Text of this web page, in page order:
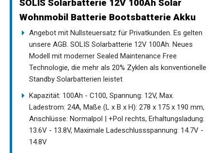
SOLIS Solarbatterie 12V 100Ah Solar
Wohnmobil Batterie Bootsbatterie Akku
Angebot mit Nullsteuersatz für Privatkunden. Es gelten
unsere AGB. SOLIS Solarbatterie 12V 100Ah. Neues
Modell mit moderner Sealed Maintenance Free
Technologie, die mehr als 20% Zyklen als konventionelle
Standby Solarbatterien leistet
Kapazität: 100Ah - C100, Spannung: 12V, Max.
Ladestrom: 24A, Maße (L x B x H): 278 x 175 x 190 mm,
Anschlüsse: Normalpol | +Pol rechts, Erhaltungsladung:
13.6V - 13.8V, Maximale Ladeschlussspannung: 14.7V -
14.8V